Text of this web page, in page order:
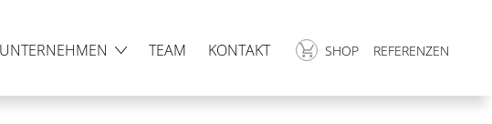
UNTERNEHMEN TEAM KONTAKT SHOP REFERENZEN